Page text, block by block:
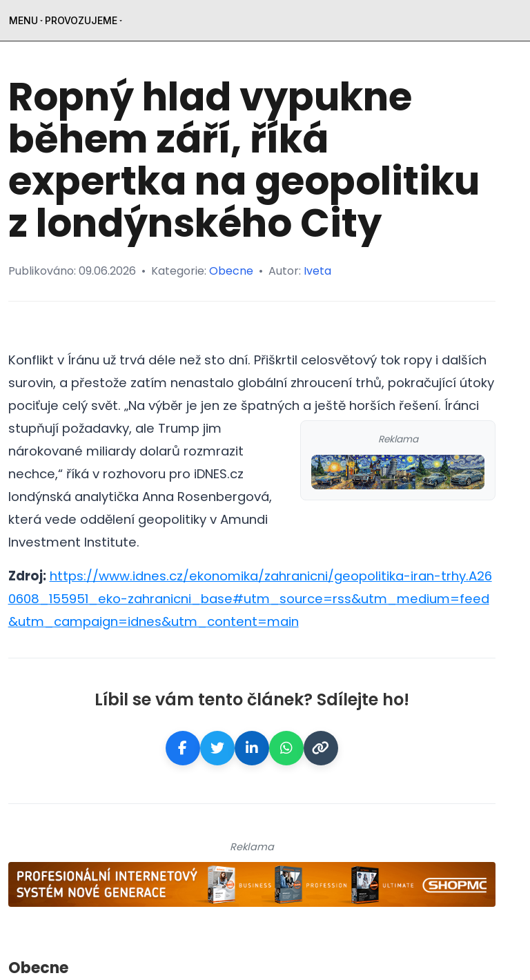
MENU PROVOZUJEME
Ropný hlad vypukne
během září, říká
expertka na geopolitiku
z londýnského City
Publikováno: 09.06.2026 • Kategorie: Obecne • Autor: Iveta
Konflikt v Íránu už trvá déle než sto dní. Přiškrtil celosvětový tok ropy i dalších
surovin, a přestože zatím nenastalo globální zhroucení trhů, pokračující útoky
pociťuje celý svět. „Na výběr je jen ze špatných a ještě horších řešení.
Reklama
Íránci
stupňují požadavky, ale Trump jim
nárokované miliardy dolarů rozmrazit
nechce,“ říká v rozhovoru pro iDNES.cz
londýnská analytička Anna Rosenbergová,
která vede oddělení geopolitiky v Amundi
Investment Institute.
Zdroj: https://www.idnes.cz/ekonomika/zahranicni/geopolitika-iran-trhy.A26
0608_155951_eko-zahranicni_base#utm_source=rss&utm_medium=feed
&utm_campaign=idnes&utm_content=main
Líbil se vám tento článek? Sdílejte ho!
Reklama
Obecne